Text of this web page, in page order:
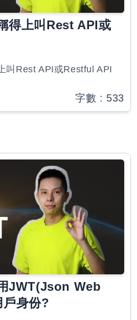
得上叫Rest API或
叫Rest API或Restful API
字數 : 533
JWT(Json Web
身份?